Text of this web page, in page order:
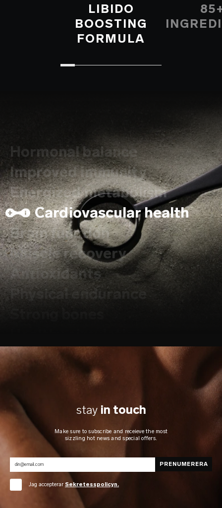
LIBIDO
BOOSTING
FORMULA
Hormonal balance
Improved immunity
Energized metabolism
Cardiovascular health
Brain function
Muscle recovery
Antioxidants
Physical endurance
stay in touch
Make sure to subscribe and receieve the most
sizzling hot news and special offers.
Jag accepterar Sekretesspolicyn.